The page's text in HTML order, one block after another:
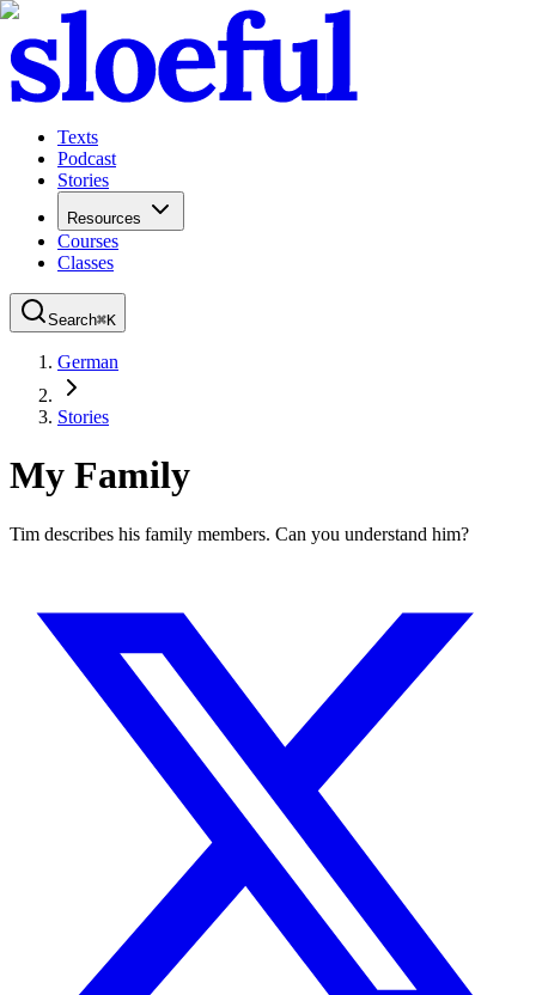
Texts
Podcast
Stories
Resources
Courses
Classes
Search⌘K
German
Stories
My Family
Tim describes his family members. Can you understand him?